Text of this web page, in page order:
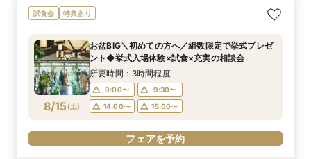
8/14(金)
【東京開催】関東在住の方必見《フナツル》出張
ご相談会＆お打合せ【式場選び～結婚式の準備・
や新幹線代プレゼントも！
所要時間：3時間程度
フェアを予約
8/14(金)
＊お盆SP＊【70名以上ご検討の方】京都最大級
の会場見学×口コミ高評価2万円相当試食
9:00〜
9:30〜
14:00〜
15:00〜
フェアを予約
8/14(金)
《少人数専用会場が大好評！》家族の絆を結ぶ
アットホームな少人数ウエディングフェア【挙式
試食付き】
所要時間：3時間程度
14:00〜
15:00〜
フェアを予約
8/14(金)
【初めての方へ】組数限定で挙式プレゼント◆挙
式入場体験×試食×充実の相談会
9:00〜
9:30〜
14:00〜
15:00〜
フェアを予約
8/14(金)
【おもてなし重視の方必見】歴史×モダンの寛ぎ
空間＆特別試食会
9:00〜
9:30〜
14:00〜
15:00〜
フェアを予約
試食会 特典あり
8/15(土)
お盆BIG＼初めての方へ／組数限定で挙式プレゼ
ント◆挙式入場体験×試食×充実の相談会
所要時間：3時間程度
9:00〜
9:30〜
14:00〜
15:00〜
フェアを予約